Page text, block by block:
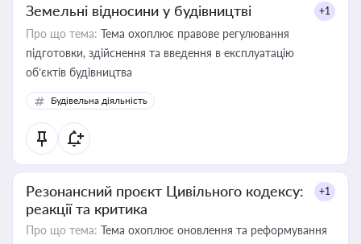
Земельні відносини у будівництві +1
Про що тема: Тема охоплює правове регулювання
підготовки, здійснення та введення в експлуатацію
об’єктів будівництва
Будівельна діяльність
Резонансний проєкт Цивільного кодексу:
реакції та критика
+1
Про що тема: Тема охоплює оновлення та реформування